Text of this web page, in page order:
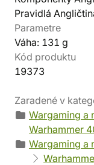
Pravidlá
Parametre
Váha: 131 g
Kód produktu
19373
Zaradené v
Wargaming a
Warhammer
Wargaming a